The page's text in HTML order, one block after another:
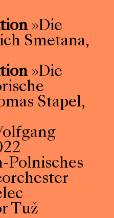
»Die
Smetana,
»Die
Stapel,
Polnisches
Tuž